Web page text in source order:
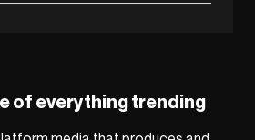
of everything trending